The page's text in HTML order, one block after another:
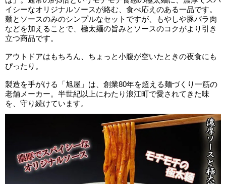
イシーなオリジナルソースが絡む、食べ応えのある一品です。
麺とソースのみのシンプルなセットですが、もやしや豚バラ肉
などを加えることで、極太麺の旨みとソースのコクがより引き
立つ商品です。
アウトドアはもちろん、ちょっと小腹が空いたときの夜食にも
ぴったり。
製造を手がける「旭屋」は、創業80年を超える麺づくり一筋の
老舗メーカー。半世紀以上にわたり浪江町で愛されてきた味
を、守り続けています。